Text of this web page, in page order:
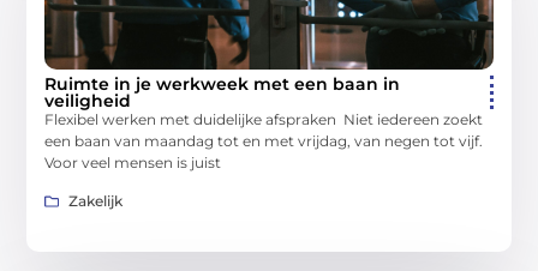
Ruimte in je werkweek met een baan in
veiligheid
Flexibel werken met duidelijke afspraken Niet iedereen zoekt
een baan van maandag tot en met vrijdag, van negen tot vijf.
Voor veel mensen is juist
Zakelijk